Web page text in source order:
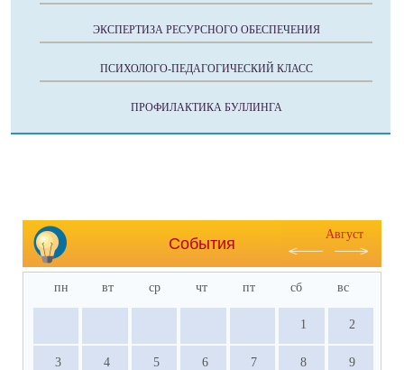
ЭКСПЕРТИЗА РЕСУРСНОГО ОБЕСПЕЧЕНИЯ
ПСИХОЛОГО-ПЕДАГОГИЧЕСКИЙ КЛАСС
ПРОФИЛАКТИКА БУЛЛИНГА
События
Август
пн вт ср чт пт сб вс
1 2
3 4 5 6 7 8 9